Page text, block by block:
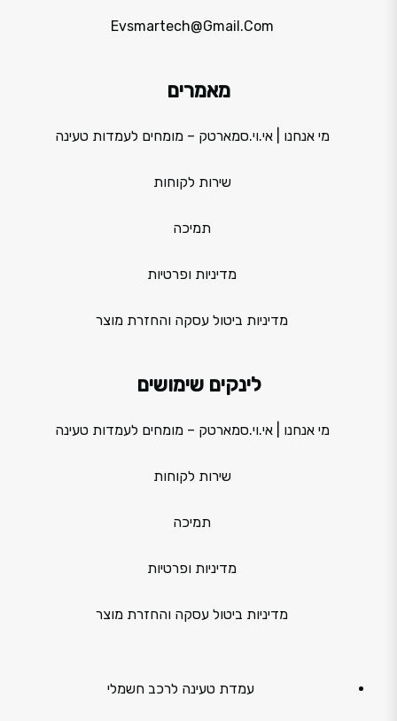
Evsmartech@gmail.com
מאמרים
מי אנחנו | אי.וי.סמארטק – מומחים לעמדות טעינה
שירות לקוחות
תמיכה
מדיניות ופרטיות
מדיניות ביטול עסקה והחזרת מוצר
לינקים שימושים
מי אנחנו | אי.וי.סמארטק – מומחים לעמדות טעינה
שירות לקוחות
תמיכה
מדיניות ופרטיות
מדיניות ביטול עסקה והחזרת מוצר
עמדת טעינה לרכב חשמלי